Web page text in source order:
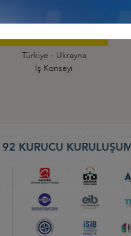
Türkiye - Ukrayna
İş Konseyi
92 KURUCU